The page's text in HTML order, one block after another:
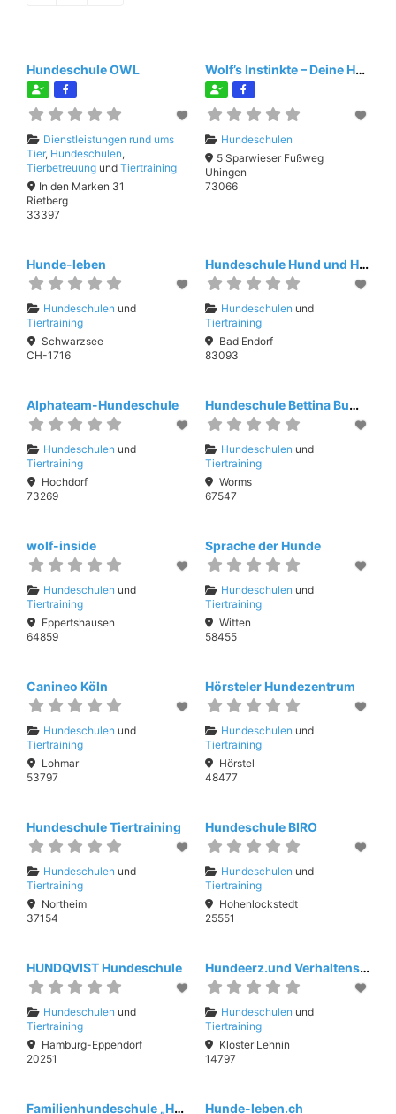
Hundeschule OWL
Dienstleistungen rund ums
Tier, Hundeschulen,
Tierbetreuung und Tiertraining
In den Marken 31
Rietberg
33397
Wolf’s Instinkte – Deine Hundeschule
Hundeschulen
5 Sparwieser Fußweg
Uhingen
73066
Hunde-leben
Hundeschulen und
Tiertraining
Schwarzsee
CH-1716
Hundeschule Hund und Halter
Hundeschulen und
Tiertraining
Bad Endorf
83093
Alphateam-Hundeschule
Hundeschulen und
Tiertraining
Hochdorf
73269
Hundeschule Bettina Bumb – mit Jagdhunden leben
Hundeschulen und
Tiertraining
Worms
67547
wolf-inside
Hundeschulen und
Tiertraining
Eppertshausen
64859
Sprache der Hunde
Hundeschulen und
Tiertraining
Witten
58455
Canineo Köln
Hundeschulen und
Tiertraining
Lohmar
53797
Hörsteler Hundezentrum
Hundeschulen und
Tiertraining
Hörstel
48477
Hundeschule Tiertraining
Hundeschulen und
Tiertraining
Northeim
37154
Hundeschule BIRO
Hundeschulen und
Tiertraining
Hohenlockstedt
25551
HUNDQVIST Hundeschule
Hundeschulen und
Tiertraining
Hamburg-Eppendorf
20251
Hundeerz.und Verhaltensb. M.Deutschmann
Hundeschulen und
Tiertraining
Kloster Lehnin
14797
Familienhundeschule „Hunde-Alarm“ Hunde-leben.ch